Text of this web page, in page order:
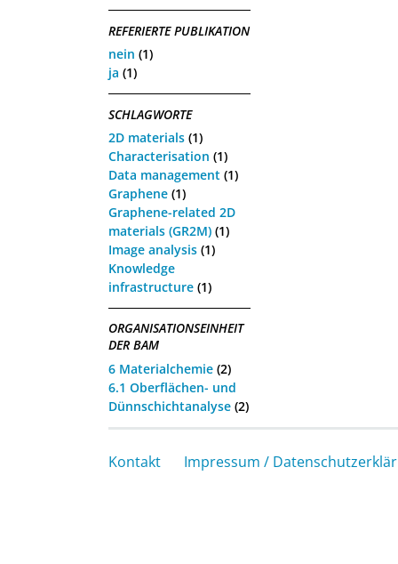
REFERIERTE PUBLIKATION
nein (1)
ja (1)
SCHLAGWORTE
2D materials (1)
Characterisation (1)
Data management (1)
Graphene (1)
Graphene-related 2D
materials (GR2M) (1)
Image analysis (1)
Knowledge
infrastructure (1)
ORGANISATIONSEINHEIT
DER BAM
6 Materialchemie (2)
6.1 Oberflächen- und
Dünnschichtanalyse (2)
Kontakt Impressum /